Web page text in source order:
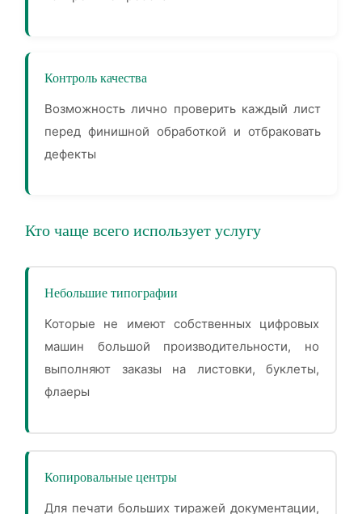
Контроль качества
Возможность лично проверить каждый лист
перед финишной обработкой и отбраковать
дефекты
Кто чаще всего использует услугу
Небольшие типографии
Которые не имеют собственных цифровых
машин большой производительности, но
выполняют заказы на листовки, буклеты,
флаеры
Копировальные центры
Для печати больших тиражей документации,